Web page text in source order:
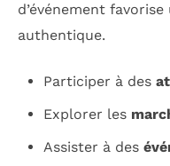
d’événement
authentique.
Participer à des
Explorer les
Assister à des